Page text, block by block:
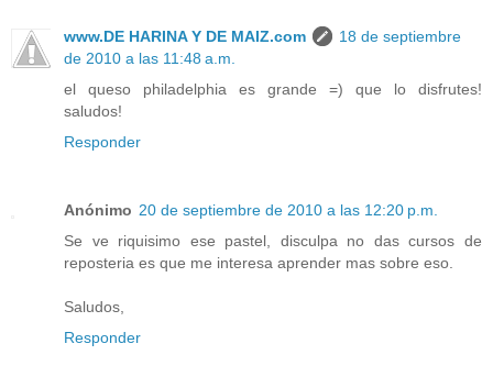
www.DE HARINA Y DE MAIZ.com
18 de septiembre
de 2010 a las 11:48 a.m.
el queso philadelphia es grande =) que lo disfrutes!
saludos!
Responder
Anónimo 20 de septiembre de 2010 a las 12:20 p.m.
Se ve riquisimo ese pastel, disculpa no das cursos de
reposteria es que me interesa aprender mas sobre eso.
Saludos,
Responder